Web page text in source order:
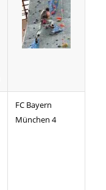
FC Bayern
München 4